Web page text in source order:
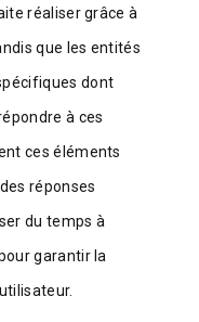
réaliser grâce à
que les entités
dont
à ces
ces éléments
réponses
du temps à
garantir la